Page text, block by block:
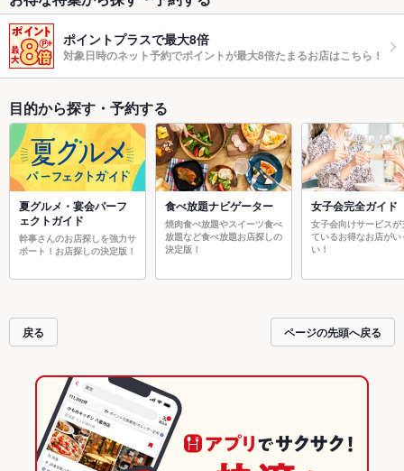
ポイントプラスで最大8倍
対象日時のネット予約でポイントが最大8倍たまるお店はこちら！
目的から探す・予約する
夏グルメ・宴会パーフ
ェクトガイド
幹事さんのお店探しを強力サ
ポート！お店探しの決定版！
食べ放題ナビゲーター
焼肉食べ放題やスイーツ食べ
放題など食べ放題お店探しの
決定版！
女子会完全ガイド
女子会向けサービスが
ているお得なお店がい
い！
戻る ページの先頭へ戻る